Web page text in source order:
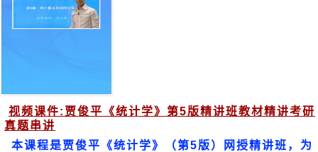
视频课件:贾俊平《统计学》第5版精讲班教材精讲考研
真题串讲
本课程是贾俊平《统计学》（第5版）网授精讲班，为